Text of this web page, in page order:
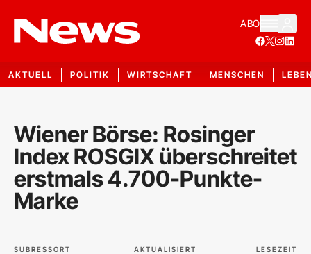
ABO
AKTUELL POLITIK WIRTSCHAFT MENSCHEN
Wiener Börse: Rosinger
Index ROSGIX überschreitet
erstmals 4.700-Punkte-
Marke
SUBRESSORT AKTUALISIERT LESEZEIT